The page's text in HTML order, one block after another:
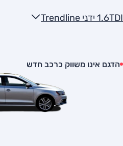
1.6TDI ידני Trendline
הדגם אינו משווק כרכב חדש